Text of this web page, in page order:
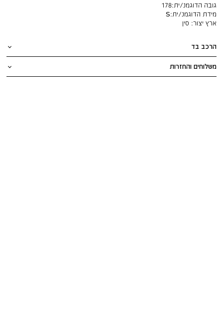
הרכב בד
משלוחים והחזרות
178גובה הדוגמנ/ית:
Sמידת הדוגמנ/ית:
ארץ יצור: סין